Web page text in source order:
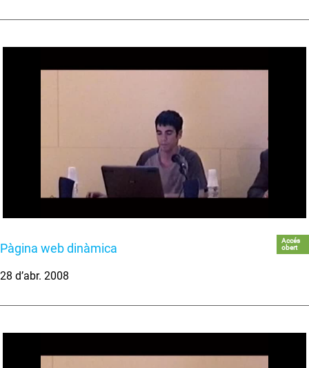
Pàgina web dinàmica
Accés
obert
28 d’abr. 2008